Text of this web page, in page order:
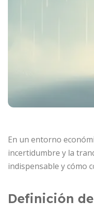
En un entorno
incertidumbre y la
indispensable y cómo
Definición